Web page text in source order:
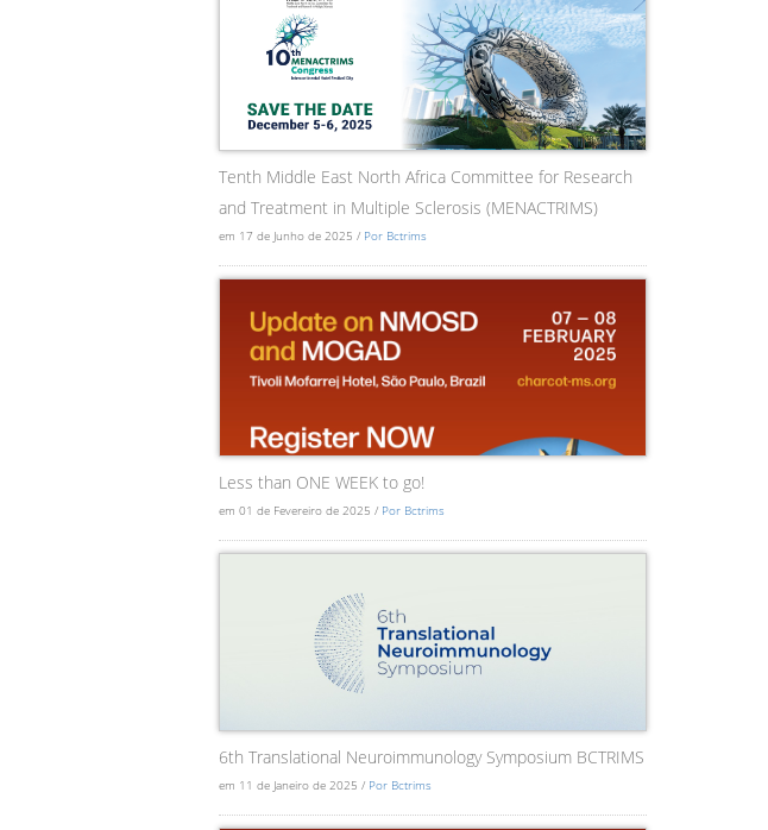
Tenth Middle East North Africa Committee for Research
and Treatment in Multiple Sclerosis (MENACTRIMS)
em 17 de Junho de 2025 / Por Bctrims
Less than ONE WEEK to go!
em 01 de Fevereiro de 2025 / Por Bctrims
6th Translational Neuroimmunology Symposium BCTRIMS
em 11 de Janeiro de 2025 / Por Bctrims